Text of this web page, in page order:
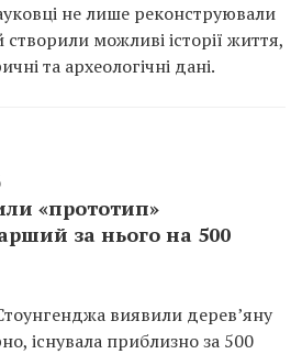
не лише реконструювали
створили можливі історії життя,
та археологічні дані.
«прототип»
за нього на 500
виявили дерев’яну
існувала приблизно за 500